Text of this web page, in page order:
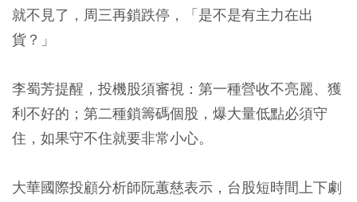
就不見了，周三再鎖跌停，「是不是有主力在出
貨？」
李蜀芳提醒，投機股須審視：第一種營收不亮麗、獲
利不好的；第二種鎖籌碼個股，爆大量低點必須守
住，如果守不住就要非常小心。
大華國際投顧分析師阮蕙慈表示，台股短時間上下劇